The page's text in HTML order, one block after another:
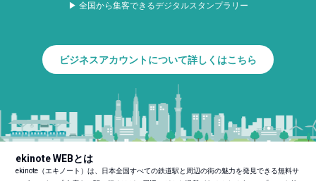
▶ 全国から集客できるデジタルスタンプラリー
ビジネスアカウントについて詳しくはこちら
ekinote WEBとは
ekinote（エキノート）は、日本全国すべての鉄道駅と周辺の街の魅力を発見できる無料サ